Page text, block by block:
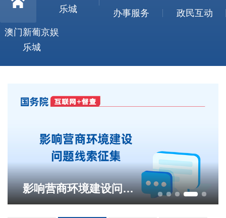
乐城
办事服务
政民互动
澳门新葡京娱
乐城
影响营商环境建设问题线索征集